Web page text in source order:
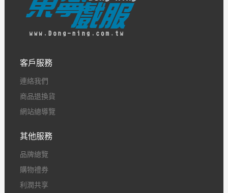
客戶服務
連絡我們
商品退換貨
網站總導覽
其他服務
品牌總覽
購物禮券
利潤共享